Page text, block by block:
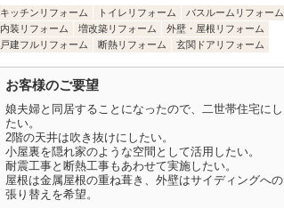
キッチンリフォーム トイレリフォーム
バスルームリフォーム
内装リフォーム
増改築リフォーム
外壁・屋根リフォーム
戸建フルリフォーム
断熱リフォーム 玄関ドアリフォーム
お客様のご要望
娘夫婦と同居することになったので、二世帯住宅にし
たい。
2階の天井は吹き抜けにしたい。
小屋裏を隠れ家のような空間として活用したい。
耐震工事と断熱工事もあわせて実施したい。
屋根は金属屋根の重ね葺き、外壁はサイディングへの
張り替えを希望。